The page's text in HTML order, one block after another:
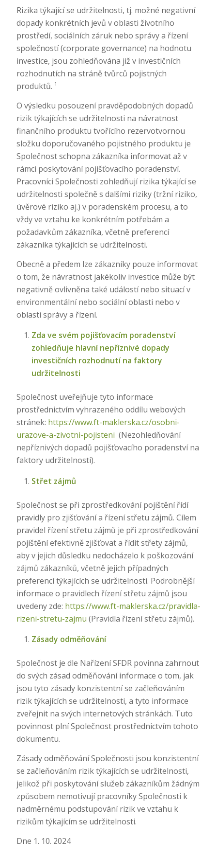
Rizika týkající se udržitelnosti, tj. možné negativní
dopady konkrétních jevů v oblasti životního
prostředí, sociálních záruk nebo správy a řízení
společností (corporate governance) na hodnotu
investice, jsou zohledňována již v investičních
rozhodnutích na stráně tvůrců pojistných
produktů. ¹
O výsledku posouzení pravděpodobných dopadů
rizik týkajících se udržitelnosti na návratnost
finančního produktu tvořícího rezervotvornou
složku doporučovaného pojistného produktu je
Společnost schopna zákazníka informovat až v
rámci poskytování pojišťovacího poradenství.
Pracovníci Společnosti zohledňují rizika týkající se
udržitelnosti společně s dalšími riziky (tržní riziko,
úvěrové riziko aj.) v poradenském procesu, a to
vždy ve vztahu ke konkrétním potřebám a
požadavkům zákazníka, včetně preferencí
zákazníka týkajících se udržitelnosti.
Obecně a předem lze zákazníky pouze informovat
o tom, že návratnost jakékoliv investice může být
negativně ovlivněna také událostí nebo situací v
environmentální nebo sociální oblasti nebo v
oblasti správy a řízení.
Zda ve svém pojišťovacím poradenství
zohledňuje hlavní nepříznivé dopady
investičních rozhodnutí na faktory
udržitelnosti
Společnost uveřejňuje tyto informace
prostřednictvím vyhrazeného oddílu webových
stránek: https://www.ft-maklerska.cz/osobni-
urazove-a-zivotni-pojisteni (Nezohledňování
nepříznivých dopadů pojišťovacího poradenství na
faktory udržitelnosti).
Střet zájmů
Společnost se při zprostředkování pojištění řídí
pravidly pro zjišťování a řízení střetu zájmů. Cílem
pravidel řízení střetu zájmů je při zprostředkování
pojištění efektivně zjišťovat a řídit střety zájmů,
aby v jejich důsledku nedocházelo k poškozování
zájmů zákazníků, včetně jejich případných
preferencí týkajících se udržitelnosti. Podrobnější
informace o pravidlech řízení střetu zájmů jsou
uvedeny zde: https://www.ft-maklerska.cz/pravidla-
rizeni-stretu-zajmu (Pravidla řízení střetu zájmů).
Zásady odměňování
Společnost je dle Nařízení SFDR povinna zahrnout
do svých zásad odměňování informace o tom, jak
jsou tyto zásady konzistentní se začleňováním
rizik týkajících se udržitelnosti, a tyto informace
zveřejnit na svých internetových stránkách. Tuto
povinnost plní Společnost prostřednictvím tohoto
dokumentu.
Zásady odměňování Společnosti jsou konzistentní
se začleňováním rizik týkajících se udržitelnosti,
jelikož při poskytování služeb zákazníkům žádným
způsobem nemotivují pracovníky Společnosti k
nadměrnému podstupování rizik ve vztahu k
rizikům týkajícím se udržitelnosti.
Dne 1. 10. 2024